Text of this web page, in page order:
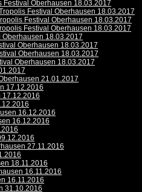
Festival Oberhausen 18.03.2017
Festival Oberhausen 18.03.2017
Festival Oberhausen 18.03.2017
Festival Oberhausen 18.03.2017
Oberhausen 18.03.2017
Oberhausen 18.03.2017
Oberhausen 18.03.2017
Oberhausen 18.03.2017
21.01.2017
17.12.2016
17.12.2016
16.12.2016
16.12.2016
27.11.2016
18.11.2016
16.11.2016
16.11.2016
31.10.2016